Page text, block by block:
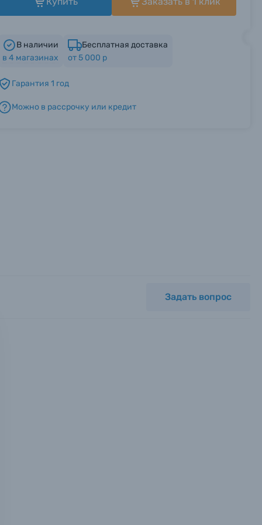
с
В наличии
в 4 магазинах
Бесплатная доставка
от 5 000 р
Гарантия 1 год
Можно в рассрочку или кредит
Задать вопрос